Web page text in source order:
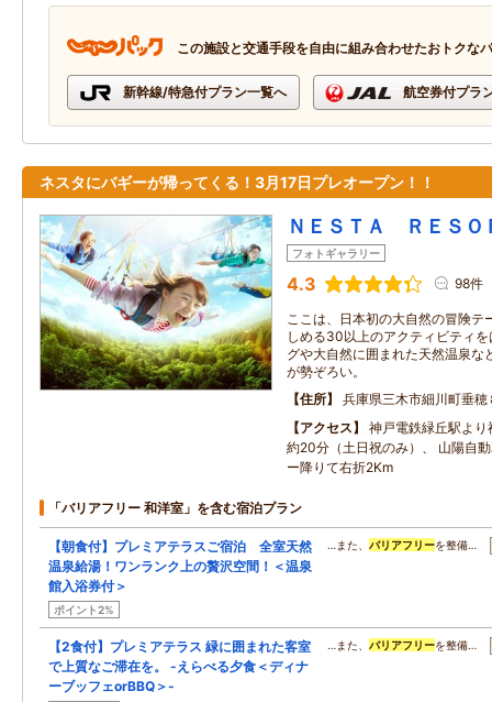
この施設と交通手段を自由に組み合わせたおトクな
新幹線/特急付プラン一覧へ 航空券付プラ
ネスタにバギーが帰ってくる！3月17日プレオープン！！
ＮＥＳＴＡ ＲＥＳ
フォトギャラリー
4.3 98件
ここは、日本初の大自然の冒険テ
しめる30以上のアクティビティ
グや大自然に囲まれた天然温泉な
が勢ぞろい。
住所
兵庫県三木市細川町垂穂
アクセス
神戸電鉄緑丘駅よ
約20分（土日祝のみ）、 山陽自
ー降りて右折2Km
「バリアフリー 和洋室」を含む宿泊プラン
【朝食付】プレミアテラスご宿泊 全室天然
温泉給湯！ワンランク上の贅沢空間！＜温泉
館入浴券付＞
ポイント2%
…また、 バリアフリーを整備…
【2食付】プレミアテラス 緑に囲まれた客室
で上質なご滞在を。 -えらべる夕食＜ディナ
ーブッフェorBBQ＞-
…また、 バリアフリーを整備…